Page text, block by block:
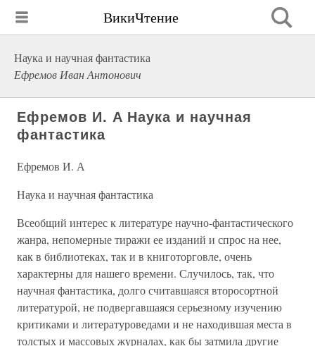
ВикиЧтение
Наука и научная фантастика
Ефремов Иван Антонович
Ефремов И. А Наука и научная
фантастика
Ефремов И. А
Наука и научная фантастика
Всеобщий интерес к литературе научно-фантастического
жанра, непомерные тиражи ее изданий и спрос на нее,
как в библиотеках, так и в книготорговле, очень
характерны для нашего времени. Случилось, так, что
научная фантастика, долго считавшаяся второсортной
литературой, не подвергавшаяся серьезному изучению
критиками и литературоведами и не находившая места в
толстых и массовых журналах, как бы затмила другие